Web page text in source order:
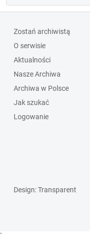
Zostań archiwistą
O serwisie
Aktualności
Nasze Archiwa
Archiwa w Polsce
Jak szukać
Logowanie
Design: Transparent
`